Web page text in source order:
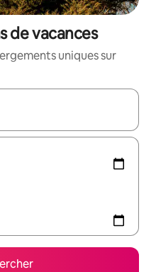
de vacances
uniques sur
utilisez les flèches vers le